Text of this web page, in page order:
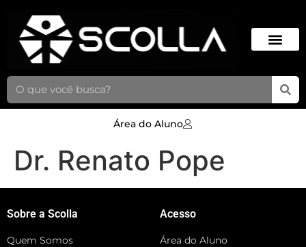
Área do Aluno
Dr. Renato Pope
Sobre a Scolla
Quem Somos
Acesso
Área do Aluno